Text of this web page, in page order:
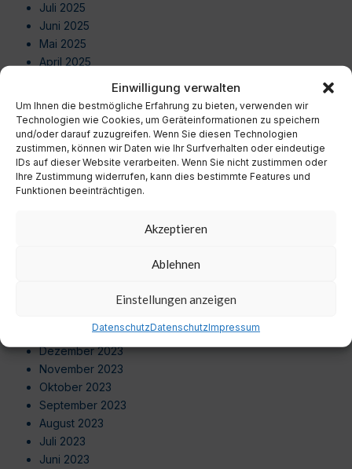
Einwilligung verwalten
Um Ihnen die bestmögliche Erfahrung zu bieten, verwenden wir
Technologien wie Cookies, um Geräteinformationen zu speichern
und/oder darauf zuzugreifen. Wenn Sie diesen Technologien
zustimmen, können wir Daten wie Ihr Surfverhalten oder eindeutige
IDs auf dieser Website verarbeiten. Wenn Sie nicht zustimmen oder
Ihre Zustimmung widerrufen, kann dies bestimmte Features und
Funktionen beeinträchtigen.
Akzeptieren
Ablehnen
Einstellungen anzeigen
DatenschutzDatenschutzImpressum
Juli 2025
Juni 2025
Mai 2025
April 2025
Januar 2025
Dezember 2024
November 2024
Oktober 2024
September 2024
Januar 2024
Dezember 2023
November 2023
Oktober 2023
September 2023
August 2023
Juli 2023
Juni 2023